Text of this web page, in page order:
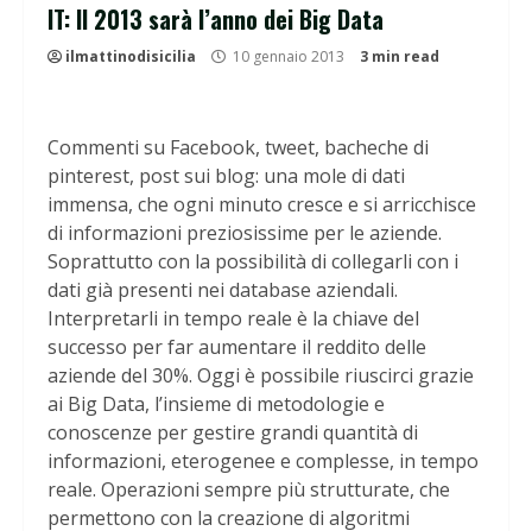
IT: Il 2013 sarà l’anno dei Big Data
ilmattinodisicilia 10 gennaio 2013 3 min read
Commenti su Facebook, tweet, bacheche di
pinterest, post sui blog: una mole di dati
immensa, che ogni minuto cresce e si arricchisce
di informazioni preziosissime per le aziende.
Soprattutto con la possibilità di collegarli con i
dati già presenti nei database aziendali.
Interpretarli in tempo reale è la chiave del
successo per far aumentare il reddito delle
aziende del 30%. Oggi è possibile riuscirci grazie
ai Big Data, l’insieme di metodologie e
conoscenze per gestire grandi quantità di
informazioni, eterogenee e complesse, in tempo
reale. Operazioni sempre più strutturate, che
permettono con la creazione di algoritmi